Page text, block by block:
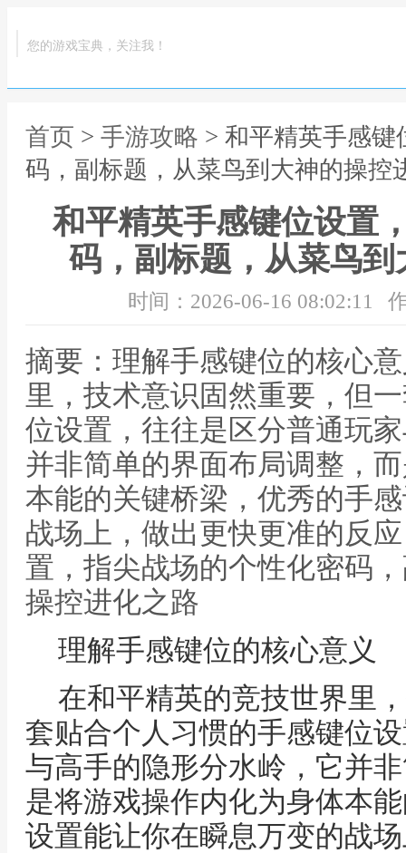
您的游戏宝典，关注我！
首页 > 手游攻略 > 和平精英手感
码，副标题，从菜鸟到大神的操控
和平精英手感键位设置
码，副标题，从菜鸟
时间：2026-06-16 08:02:11
摘要：理解手感键位的核心
里，技术意识固然重要，但
位设置，往往是区分普通玩
并非简单的界面布局调整，
本能的关键桥梁，优秀的手
战场上，做出更快更准的反
置，指尖战场的个性化密码
操控进化之路
理解手感键位的核心意义
在和平精英的竞技世界里
套贴合个人习惯的手感键位
与高手的隐形分水岭，它并
是将游戏操作内化为身体本
设置能让你在瞬息万变的战